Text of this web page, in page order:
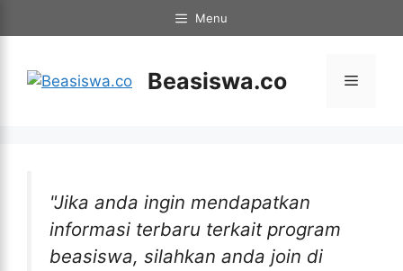
ke
Menu
Beasiswa.co Menu
"Jika anda ingin mendapatkan
informasi terbaru terkait program
beasiswa, silahkan anda join di